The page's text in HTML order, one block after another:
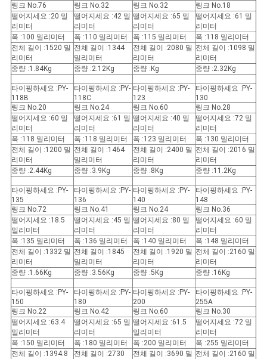
링크 No.76
링크 No.32 링크 No.32
링크 No.18
떨어지세요 :20 밀
리미터
떨어지세요 :42 밀
리미터
떨어지세요 :65 밀
리미터
떨어지세요 :61 밀
리미터
폭 :100 밀리미터
폭 :110 밀리미터 폭 :115 밀리미터
폭 :118 밀리미터
전체 길이 :1520 밀
리미터
전체 길이 :1344
밀리미터
전체 길이 :2080 밀
리미터
전체 길이 :1098 밀
리미터
중량 :1.84Kg
중량 :2.12Kg 중량 :Kg 중량 :2.32Kg
타이핑하세요 :PY-
118B
타이핑하세요 :PY-
118C
타이핑하세요 :PY-
123
타이핑하세요 :PY-
130
링크 No.20
링크 No.24 링크 No.60
링크 No.28
떨어지세요 :60 밀
리미터
떨어지세요 :61 밀
리미터
떨어지세요 :40 밀
리미터
떨어지세요 :72 밀
리미터
폭 :118 밀리미터
폭 :118 밀리미터 폭 :123 밀리미터
폭 :130 밀리미터
전체 길이 :1200 밀
리미터
전체 길이 :1464
밀리미터
전체 길이 :2400 밀
리미터
전체 길이 :2016 밀
리미터
중량 :2.44Kg
중량 :3.9Kg 중량 :8Kg 중량 :11.2Kg
타이핑하세요 :PY-
135
타이핑하세요 :PY-
136
타이핑하세요 :PY-
140
타이핑하세요 :PY-
148
링크 No.72
링크 No.41 링크 No.24
링크 No.36
떨어지세요 :18.5
밀리미터
떨어지세요 :45 밀
리미터
떨어지세요 :80 밀
리미터
떨어지세요 :60 밀
리미터
폭 :135 밀리미터
폭 :136 밀리미터 폭 :140 밀리미터
폭 :148 밀리미터
전체 길이 :1332 밀
리미터
전체 길이 :1845
밀리미터
전체 길이 :1920 밀
리미터
전체 길이 :2160 밀
리미터
중량 :1.66Kg
중량 :3.56Kg 중량 :5Kg 중량 :16Kg
타이핑하세요 :PY-
150
타이핑하세요 :PY-
180
타이핑하세요 :PY-
200
타이핑하세요 :PY-
255A
링크 No.22
링크 No.42 링크 No.60
링크 No.30
떨어지세요 :63.4
밀리미터
떨어지세요 :65 밀
리미터
떨어지세요 :61.5
밀리미터
떨어지세요 :72 밀
리미터
폭 :150 밀리미터
폭 :180 밀리미터 폭 :200 밀리미터
폭 :255 밀리미터
전체 길이 :1394.8
전체 길이 :2730
전체 길이 :3690 밀 전체 길이 :2160 밀